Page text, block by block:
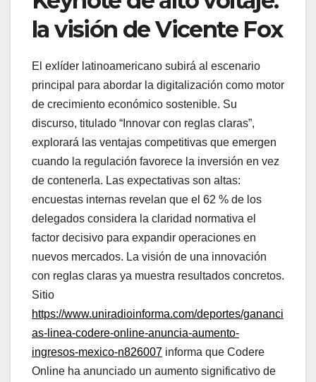
la visión de Vicente Fox
El exlíder latinoamericano subirá al escenario
principal para abordar la digitalización como motor
de crecimiento económico sostenible. Su
discurso, titulado “Innovar con reglas claras”,
explorará las ventajas competitivas que emergen
cuando la regulación favorece la inversión en vez
de contenerla. Las expectativas son altas:
encuestas internas revelan que el 62 % de los
delegados considera la claridad normativa el
factor decisivo para expandir operaciones en
nuevos mercados. La visión de una innovación
con reglas claras ya muestra resultados concretos.
Sitio
https://www.uniradioinforma.com/deportes/gananci
as-linea-codere-online-anuncia-aumento-
ingresos-mexico-n826007 informa que Codere
Online ha anunciado un aumento significativo de